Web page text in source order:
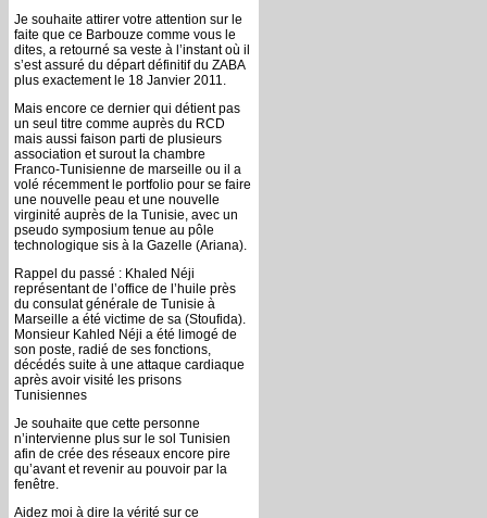
Je souhaite attirer votre attention sur le
faite que ce Barbouze comme vous le
dites, a retourné sa veste à l’instant où il
s’est assuré du départ définitif du ZABA
plus exactement le 18 Janvier 2011.
Mais encore ce dernier qui détient pas
un seul titre comme auprès du RCD
mais aussi faison parti de plusieurs
association et surout la chambre
Franco-Tunisienne de marseille ou il a
volé récemment le portfolio pour se faire
une nouvelle peau et une nouvelle
virginité auprès de la Tunisie, avec un
pseudo symposium tenue au pôle
technologique sis à la Gazelle (Ariana).
Rappel du passé : Khaled Néji
représentant de l’office de l’huile près
du consulat générale de Tunisie à
Marseille a été victime de sa (Stoufida).
Monsieur Kahled Néji a été limogé de
son poste, radié de ses fonctions,
décédés suite à une attaque cardiaque
après avoir visité les prisons
Tunisiennes
Je souhaite que cette personne
n’intervienne plus sur le sol Tunisien
afin de crée des réseaux encore pire
qu’avant et revenir au pouvoir par la
fenêtre.
Aidez moi à dire la vérité sur ce